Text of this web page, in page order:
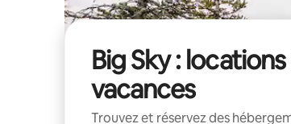
Big Sky :
vacances
Trouvez et réservez des